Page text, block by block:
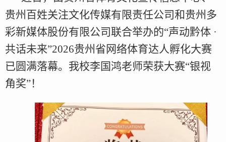
贵州百姓关注文化传媒有限责任公司和贵州多
彩新媒体股份有限公司联合举办的“声动黔体 ·
共话未来”2026贵州省网络体育达人孵化大赛
已圆满落幕。我校李国鸿老师荣获大赛“银视
角奖”！